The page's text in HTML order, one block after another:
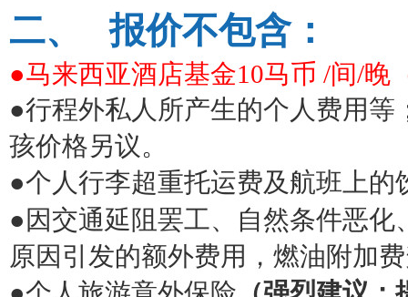
二、 报价不包含：
●马来西亚酒店基金10马币 /间/晚
●行程外私人所产生的个人费用等
孩价格另议。
●个人行李超重托运费及航班上的
●因交通延阻罢工、自然条件恶
原因引发的额外费用，燃油附加